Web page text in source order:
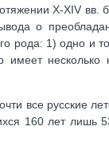
X-XIV вв.
о
рода: 1) одно и
несколько
все русские
160 лет лишь